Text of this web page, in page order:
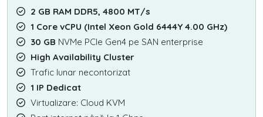
2 GB RAM DDR5, 4800 MT/s
1 Core vCPU (Intel Xeon Gold 6444Y 4.00 GHz)
30 GB NVMe PCIe Gen4 pe SAN enterprise
High Availability Cluster
Trafic lunar necontorizat
1 IP Dedicat
Virtualizare: Cloud KVM